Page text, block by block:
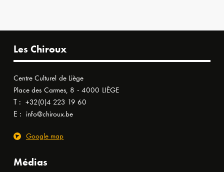
Les Chiroux
Centre Culturel de Liège
Place des Carmes, 8 - 4000 LIÈGE
T : +32(0)4 223 19 60
E : info@chiroux.be
Google map
Médias